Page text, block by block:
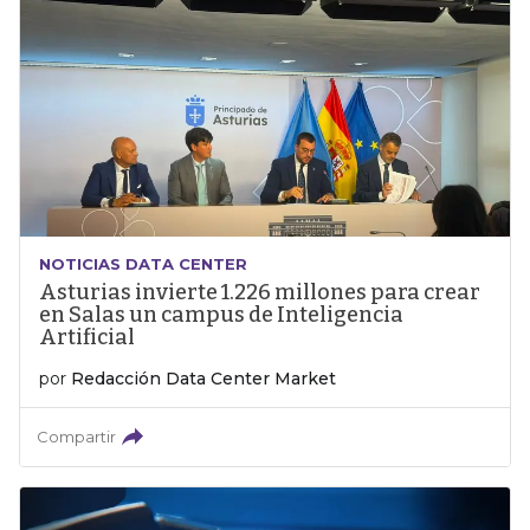
NOTICIAS DATA CENTER
Asturias invierte 1.226 millones para crear
en Salas un campus de Inteligencia
Artificial
por Redacción Data Center Market
Compartir